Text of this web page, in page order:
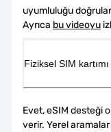
uyumluluğu
Ayrıca bu videoyu
Fiziksel SIM
Evet, eSIM desteği
verir. Yerel aramalar